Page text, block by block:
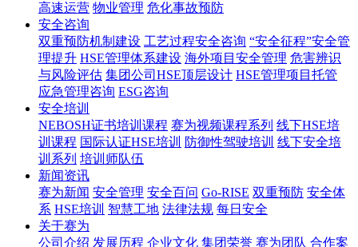
高速运营 物业管理 危化事故预防
安全咨询
双重预防机制建设 工艺过程安全咨询 “安全征程”安全管
理提升 HSE管理体系建设 海外项目安全管理 危害辨识
与风险评估 集团公司HSE顶层设计 HSE管理项目托管
应急管理咨询 ESG咨询
安全培训
NEBOSH证书培训课程 赛为视频课程系列 线下HSE培
训课程 国际认证HSE培训 防御性驾驶培训 线下安全培
训系列 培训师队伍
新闻资讯
赛为新闻 安全管理 安全百问 Go-RISE 双重预防 安全体
系 HSE培训 智慧工地 法律法规 每日安全
关于赛为
公司介绍 发展历程 企业文化 集团荣誉 赛为团队 合作案